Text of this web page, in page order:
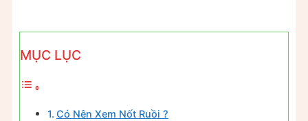
MỤC LỤC
Có Nên Xem Nốt Ruồi ?